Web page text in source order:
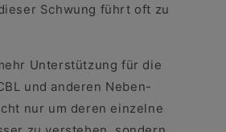
Schwung führt oft zu
Unterstützung für die
und anderen Neben-
nur um deren einzelne